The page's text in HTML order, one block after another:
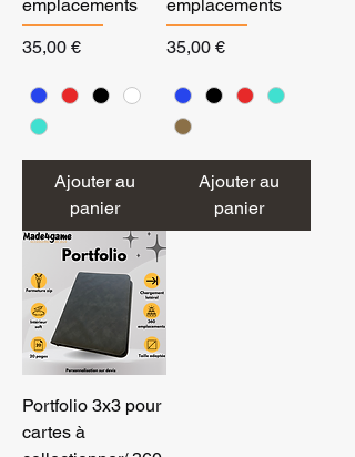
emplacements
Prix
35,00 €
Ajouter au
panier
emplacements
Prix
35,00 €
Ajouter au
panier
Portfolio 3x3 pour
cartes à